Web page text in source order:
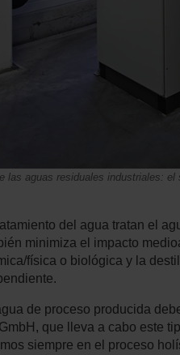
las aguas residuales industriales:
del agua tratan el
minimiza el impacto
física o biológica y la
de proceso producida
que lleva a cabo este
siempre en el proceso